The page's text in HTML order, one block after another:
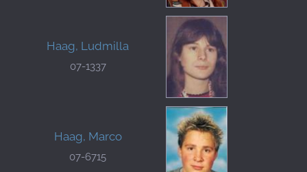
Haag, Ludmilla
07-1337
Haag, Marco
07-6715